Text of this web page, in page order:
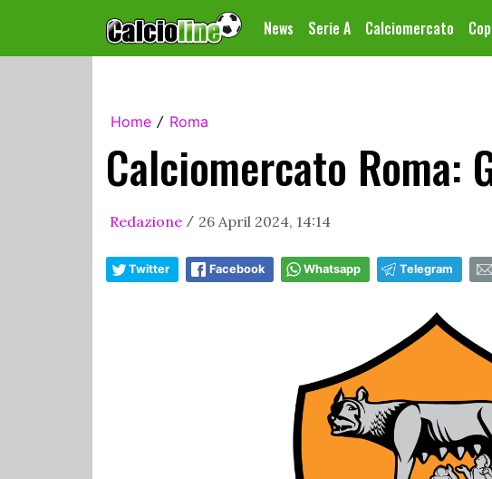
News Serie A Calciomercato
Home / Roma
Calciomercato Roma:
Redazione / 26 April 2024, 14:14
Twitter Facebook Whatsapp Telegram